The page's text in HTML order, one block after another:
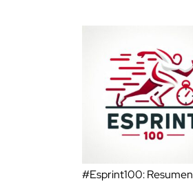
#Esprint100: Resumen